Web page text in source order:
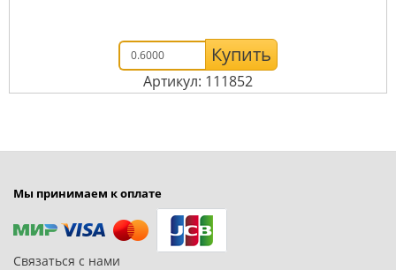
Купить
Артикул: 111852
Мы принимаем к оплате
Связаться с нами